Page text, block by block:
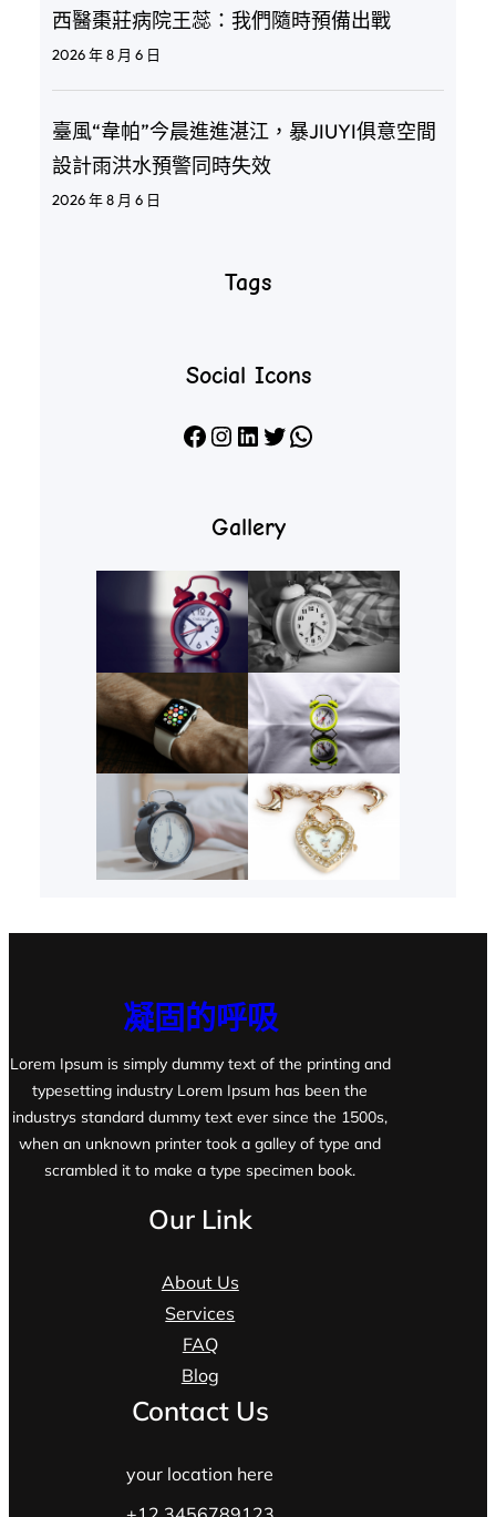
西醫棗莊病院王蕊：我們隨時預備出戰
2026 年 8 月 6 日
臺風“韋帕”今晨進進湛江，暴JIUYI俱意空間
設計雨洪水預警同時失效
2026 年 8 月 6 日
Tags
Social Icons
Facebook Instagram LinkedIn X WhatsApp
Gallery
凝固的呼吸
Lorem Ipsum is simply dummy text of the printing and
typesetting industry Lorem Ipsum has been the
industrys standard dummy text ever since the 1500s,
when an unknown printer took a galley of type and
scrambled it to make a type specimen book.
Our Link
About Us
Services
FAQ
Blog
Contact Us
your location here